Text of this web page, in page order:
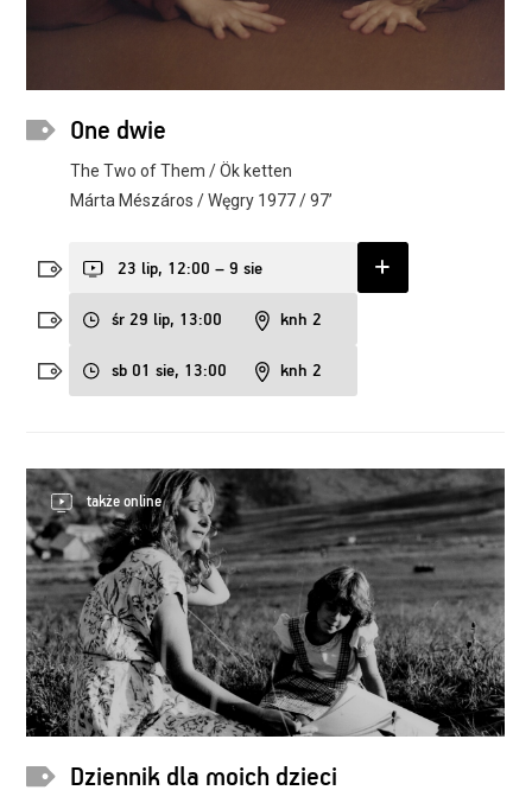
One dwie
The Two of Them / Ök ketten
Márta Mészáros / Węgry 1977 / 97’
śr 29 lip, 13:00 knh 2
sb 01 sie, 13:00 knh 2
23 lip, 12:00 – 9 sie
także online
Dziennik dla moich dzieci